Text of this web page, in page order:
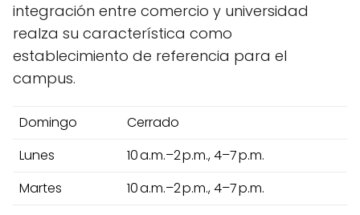
integración entre comercio y universidad
realza su característica como
establecimiento de referencia para el
campus.
Domingo
Cerrado
Lunes
10 a.m.–2 p.m., 4–7 p.m.
Martes
10 a.m.–2 p.m., 4–7 p.m.